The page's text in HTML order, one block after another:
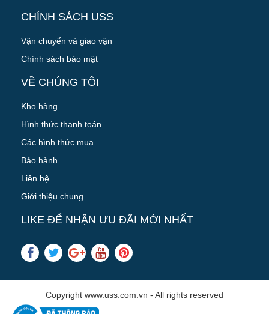
CHÍNH SÁCH USS
Vận chuyển và giao vận
Chính sách bảo mật
VỀ CHÚNG TÔI
Kho hàng
Hình thức thanh toán
Các hình thức mua
Bảo hành
Liên hệ
Giới thiệu chung
LIKE ĐỂ NHẬN ƯU ĐÃI MỚI NHẤT
Copyright www.uss.com.vn - All rights reserved